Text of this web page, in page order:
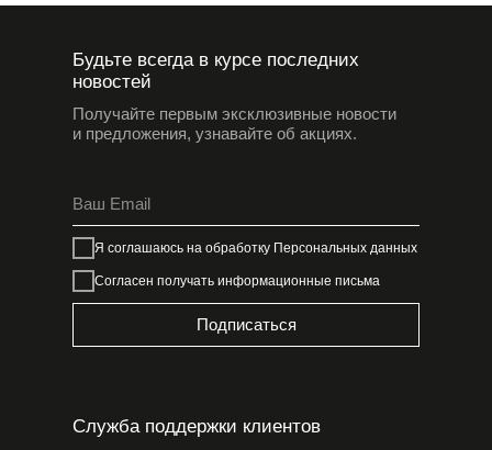
Будьте всегда в курсе последних
новостей
Получайте первым эксклюзивные новости
и предложения, узнавайте об акциях.
Служба поддержки клиентов
Я соглашаюсь на обработку Персональных данных
Согласен получать информационные письма
Подписаться